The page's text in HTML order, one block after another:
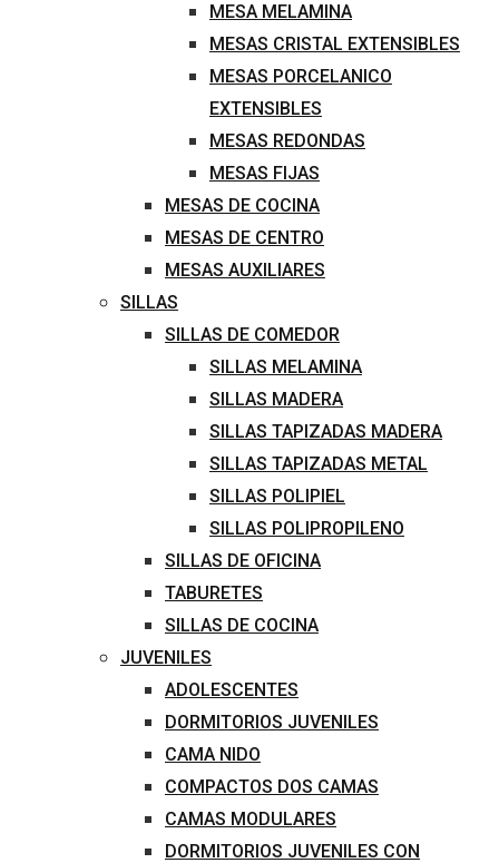
MESA MELAMINA
MESAS CRISTAL EXTENSIBLES
MESAS PORCELANICO
EXTENSIBLES
MESAS REDONDAS
MESAS FIJAS
MESAS DE COCINA
MESAS DE CENTRO
MESAS AUXILIARES
SILLAS
SILLAS DE COMEDOR
SILLAS MELAMINA
SILLAS MADERA
SILLAS TAPIZADAS MADERA
SILLAS TAPIZADAS METAL
SILLAS POLIPIEL
SILLAS POLIPROPILENO
SILLAS DE OFICINA
TABURETES
SILLAS DE COCINA
JUVENILES
ADOLESCENTES
DORMITORIOS JUVENILES
CAMA NIDO
COMPACTOS DOS CAMAS
CAMAS MODULARES
DORMITORIOS JUVENILES CON